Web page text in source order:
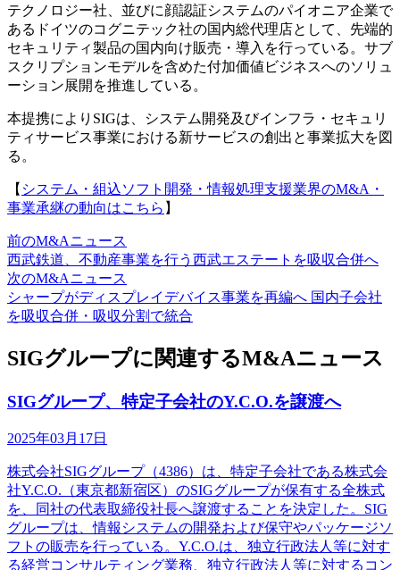
テクノロジー社、並びに顔認証システムのパイオニア企業で
あるドイツのコグニテック社の国内総代理店として、先端的
セキュリティ製品の国内向け販売・導入を行っている。サブ
スクリプションモデルを含めた付加価値ビジネスへのソリュ
ーション展開を推進している。
本提携によりSIGは、システム開発及びインフラ・セキュリ
ティサービス事業における新サービスの創出と事業拡大を図
る。
【 システム・組込ソフト開発・情報処理支援業界のM&A・
事業承継の動向はこちら 】
前のM&Aニュース
西武鉄道、不動産事業を行う西武エステートを吸収合併へ
次のM&Aニュース
シャープがディスプレイデバイス事業を再編へ 国内子会社
を吸収合併・吸収分割で統合
SIGグループに関連するM&Aニュース
SIGグループ、特定子会社のY.C.O.を譲渡へ
2025年03月17日
株式会社SIGグループ（4386）は、特定子会社である株式会
社Y.C.O.（東京都新宿区）のSIGグループが保有する全株式
を、同社の代表取締役社長へ譲渡することを決定した。SIG
グループは、情報システムの開発および保守やパッケージソ
フトの販売を行っている。Y.C.O.は、独立行政法人等に対す
る経営コンサルティング業務、独立行政法人等に対するコン